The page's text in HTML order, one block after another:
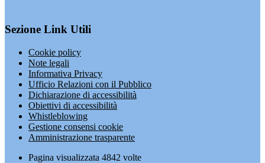
Sezione Link Utili
Cookie policy
Note legali
Informativa Privacy
Ufficio Relazioni con il Pubblico
Dichiarazione di accessibilità
Obiettivi di accessibilità
Whistleblowing
Gestione consensi cookie
Amministrazione trasparente
Pagina visualizzata 4842 volte